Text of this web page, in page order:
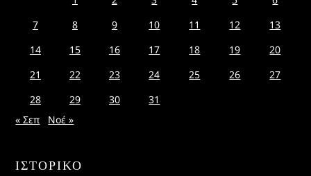
7
8 9 10 11 12
13
14
15 16 17 18 19
20
21
22 23 24 25 26
27
28
29 30
31
« Σεπ
Νοέ »
ΙΣΤΟΡΙΚΌ